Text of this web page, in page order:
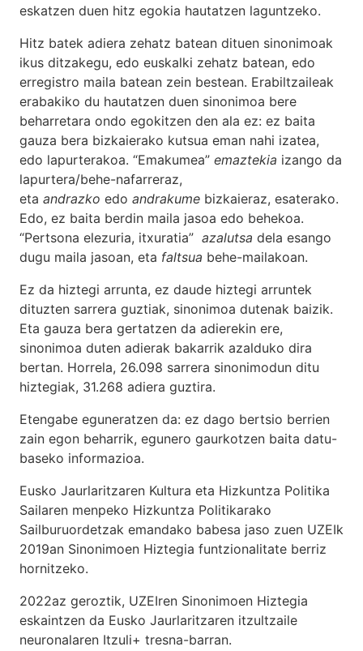
eskatzen duen hitz egokia hautatzen laguntzeko.
Hitz batek adiera zehatz batean dituen sinonimoak
ikus ditzakegu, edo euskalki zehatz batean, edo
erregistro maila batean zein bestean. Erabiltzaileak
erabakiko du hautatzen duen sinonimoa bere
beharretara ondo egokitzen den ala ez: ez baita
gauza bera bizkaierako kutsua eman nahi izatea,
edo lapurterakoa. “Emakumea” emaztekia izango da
lapurtera/behe-nafarreraz,
eta andrazko edo andrakume bizkaieraz, esaterako.
Edo, ez baita berdin maila jasoa edo behekoa.
“Pertsona elezuria, itxuratia” azalutsa dela esango
dugu maila jasoan, eta faltsua behe-mailakoan.
Ez da hiztegi arrunta, ez daude hiztegi arruntek
dituzten sarrera guztiak, sinonimoa dutenak baizik.
Eta gauza bera gertatzen da adierekin ere,
sinonimoa duten adierak bakarrik azalduko dira
bertan. Horrela, 26.098 sarrera sinonimodun ditu
hiztegiak, 31.268 adiera guztira.
Etengabe eguneratzen da: ez dago bertsio berrien
zain egon beharrik, egunero gaurkotzen baita datu-
baseko informazioa.
Eusko Jaurlaritzaren Kultura eta Hizkuntza Politika
Sailaren menpeko Hizkuntza Politikarako
Sailburuordetzak emandako babesa jaso zuen UZEIk
2019an Sinonimoen Hiztegia funtzionalitate berriz
hornitzeko.
2022az geroztik, UZEIren Sinonimoen Hiztegia
eskaintzen da Eusko Jaurlaritzaren itzultzaile
neuronalaren Itzuli+ tresna-barran.